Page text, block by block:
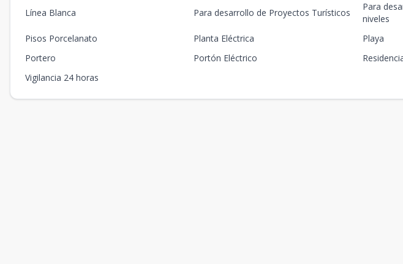
Línea Blanca Para desarrollo de Proyectos Turísticos
Para
niveles
Pisos Porcelanato
Planta Eléctrica
Playa
Portero
Portón Eléctrico
Vigilancia 24 horas